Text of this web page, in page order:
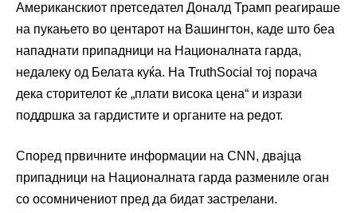
Американскиот претседател Доналд Трамп реагираше
на пукањето во центарот на Вашингтон, каде што беа
нападнати припадници на Националната гарда,
недалеку од Белата куќа. На TruthSocial тој порача
дека сторителот ќе „плати висока цена“ и изрази
поддршка за гардистите и органите на редот.
Според првичните информации на CNN, двајца
припадници на Националната гарда размениле оган
со осомничениот пред да бидат застрелани.